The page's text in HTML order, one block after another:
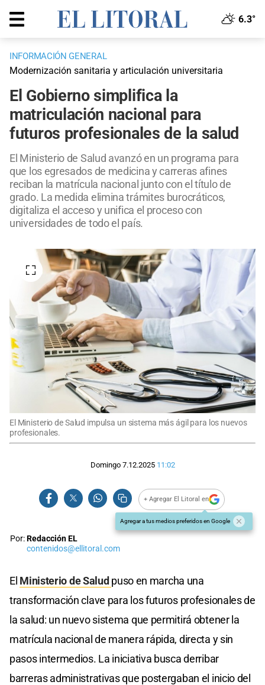
6.3°
INFORMACIÓN GENERAL
Modernización sanitaria y articulación universitaria
El Gobierno simplifica la
matriculación nacional para
futuros profesionales de la salud
El Ministerio de Salud avanzó en un programa para
que los egresados de medicina y carreras afines
reciban la matrícula nacional junto con el título de
grado. La medida elimina trámites burocráticos,
digitaliza el acceso y unifica el proceso con
universidades de todo el país.
El Ministerio de Salud impulsa un sistema más ágil para los nuevos
profesionales.
Domingo 7.12.2025 11:02
+ Agregar El Litoral en
Agregar a tus medios preferidos en Google
Por:Redacción EL
contenidos@ellitoral.com
El Ministerio de Saludpuso en marcha una
transformación clave para los futuros profesionales de
la salud: un nuevo sistema que permitirá obtener la
matrícula nacional de manera rápida, directa y sin
pasos intermedios. La iniciativa busca derribar
barreras administrativas que postergaban el inicio del